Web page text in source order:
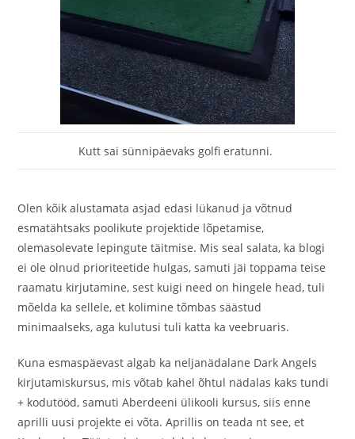
Kutt sai sünnipäevaks golfi eratunni.
Olen kõik alustamata asjad edasi lükanud ja võtnud
esmatähtsaks poolikute projektide lõpetamise,
olemasolevate lepingute täitmise. Mis seal salata, ka blogi
ei ole olnud prioriteetide hulgas, samuti jäi toppama teise
raamatu kirjutamine, sest kuigi need on hingele head, tuli
mõelda ka sellele, et kolimine tõmbas säästud
minimaalseks, aga kulutusi tuli katta ka veebruaris.
Kuna esmaspäevast algab ka neljanädalane Dark Angels
kirjutamiskursus, mis võtab kahel õhtul nädalas kaks tundi
+ kodutööd, samuti Aberdeeni ülikooli kursus, siis enne
aprilli uusi projekte ei võta. Aprillis on teada nt see, et